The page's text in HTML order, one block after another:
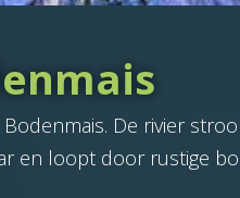
De rivier
en loopt door rustige